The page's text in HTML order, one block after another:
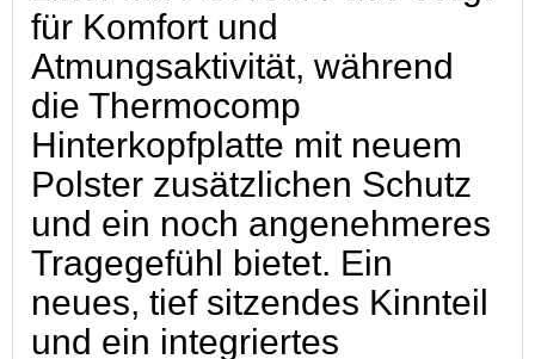
für Komfort und
Atmungsaktivität, während
die Thermocomp
Hinterkopfplatte mit neuem
Polster zusätzlichen Schutz
und ein noch angenehmeres
Tragegefühl bietet. Ein
neues, tief sitzendes Kinnteil
und ein integriertes